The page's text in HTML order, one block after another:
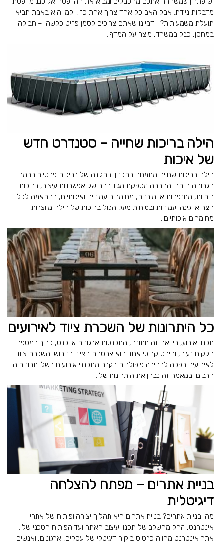
מדבקות ניידת. אבל האם כל אחד צריך אחת כזו, ולמי היא באמת תביא
תועלת משמעותית? דמיינו שאתם צריכים לסמן פריט כלשהו – חבילה
במחסן, כבל במשרד, מוצר על המדף...
הילה בריכות שחייה – סטנדרט חדש
של איכות
הילה בריכות שחייה מתמחה בתכנון והתקנה של בריכות פרטיות ברמה
הגבוהה ביותר. החברה מספקת מגוון רחב של אפשרויות עיצוב, בריכות
ביתיות, מתנפחות או מובנות, מחומרים עמידים ואיכותיים, בהתאמה לכל
חצר או גינה. עמידות ובטיחות מעל הכול בריכות של הילה מיוצרות
מחומרים איכותיים...
כל היתרונות של השכרת ציוד לאירועים
תכנון אירוע, בין אם זה חתונה, התכנסות ארגונית או כנס, כרוך במספר
חלקים נעים, והיבט קריטי אחד הוא אבטחת הציוד הדרוש. השכרת ציוד
לאירועים הפכה לבחירה פופולרית בקרב מתכנני אירועים בשל יתרונותיה
הרבים. במאמר זה נבחן את היתרונות של...
בניית אתרים – מפתח להצלחה
דיגיטלית
מהי בניית אתרים? בניית אתרים היא תהליך יצירה ופיתוח של אתרי
אינטרנט, החל מהשלב של תכנון עיצוב האתר ועד הפיתוח הטכני שלו.
אתר אינטרנט מהווה כרטיס ביקור דיגיטלי של עסקים, ארגונים, ואנשים